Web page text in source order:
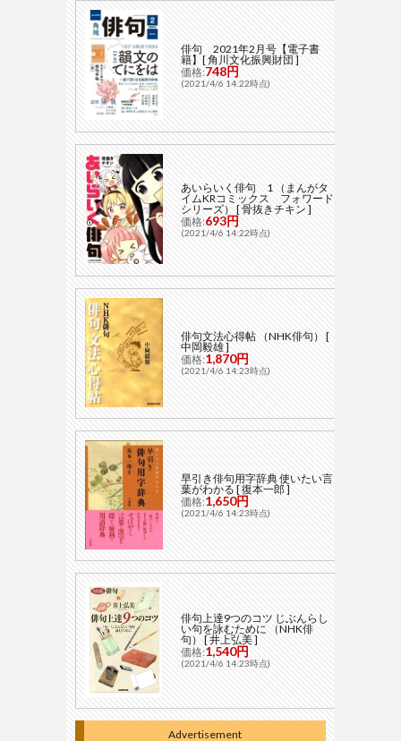
俳句 2021年2月号【電子書
籍】[ 角川文化振興財団 ]
価格:748円
(2021/4/6 14:22時点)
あいらいく俳句 1 （まんがタ
イムKRコミックス フォワード
シリーズ） [ 骨抜きチキン ]
価格:693円
(2021/4/6 14:22時点)
俳句文法心得帖 （NHK俳句） [
中岡毅雄 ]
価格:1,870円
(2021/4/6 14:23時点)
早引き俳句用字辞典 使いたい言
葉がわかる [ 復本一郎 ]
価格:1,650円
(2021/4/6 14:23時点)
俳句上達9つのコツ じぶんらし
い句を詠むために （NHK俳
句） [ 井上弘美 ]
価格:1,540円
(2021/4/6 14:23時点)
Advertisement